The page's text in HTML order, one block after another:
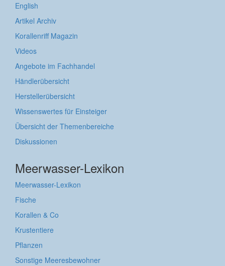
English
Artikel Archiv
Korallenriff Magazin
Videos
Angebote im Fachhandel
Händlerübersicht
Herstellerübersicht
Wissenswertes für Einsteiger
Übersicht der Themenbereiche
Diskussionen
Meerwasser-Lexikon
Meerwasser-Lexikon
Fische
Korallen & Co
Krustentiere
Pflanzen
Sonstige Meeresbewohner